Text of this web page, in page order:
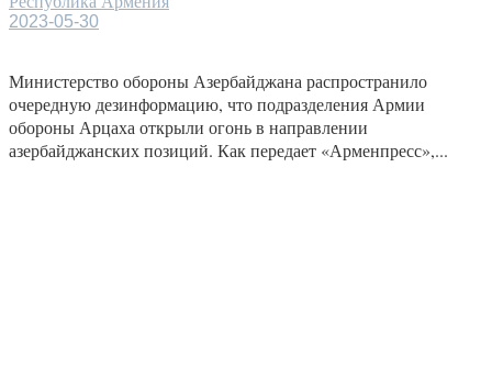
2023-05-30
Министерство обороны Азербайджана распространило
очередную дезинформацию, что подразделения Армии
обороны Арцаха открыли огонь в направлении
азербайджанских позиций. Как передает «Арменпресс»,...